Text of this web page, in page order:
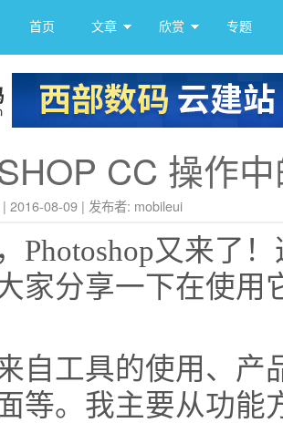
首页 文章 欣赏 专题
CC 操作
| 2016-08-09 | 发布者: mobileui
Photoshop又来了
家分享一下在使用
自工具的使用、产
等。我主要从功能